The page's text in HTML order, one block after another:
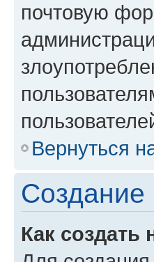
почтовую
Вернуться
Как создать